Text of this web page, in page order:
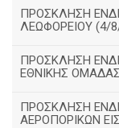
ΠΡΟΣΚΛΗΣΗ
ΛΕΩΦΟΡΕΙΟΥ (4/
ΠΡΟΣΚΛΗΣΗ
ΕΘΝΙΚΗΣ
ΠΡΟΣΚΛΗΣΗ
ΑΕΡΟΠΟΡΙΚΩΝ